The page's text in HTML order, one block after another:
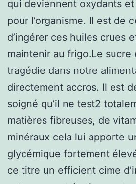
qui deviennent oxydants
pour l’organisme. Il est de
d’ingérer ces huiles crues
maintenir au frigo.Le sucre
tragédie dans notre
directement accros. Il est
soigné qu’il ne test2
matières fibreuses, de
minéraux cela lui apporte
glycémique fortement
ce titre un efficient cime